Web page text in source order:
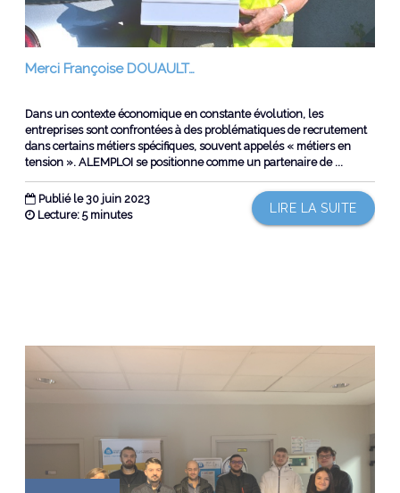
Merci Françoise DOUAULT…
Dans un contexte économique en constante évolution, les
entreprises sont confrontées à des problématiques de recrutement
dans certains métiers spécifiques, souvent appelés « métiers en
tension ». ALEMPLOI se positionne comme un partenaire de ...
Publié le 30 juin 2023
LIRE LA SUITE
Lecture: 5 minutes